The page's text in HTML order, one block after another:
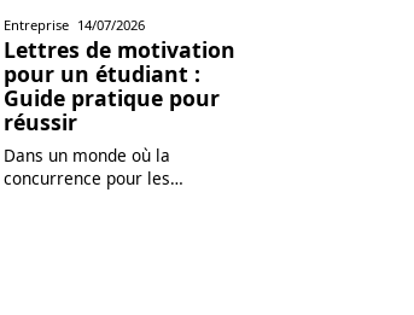
Entreprise 14/07/2026
Lettres de motivation
pour un étudiant :
Guide pratique pour
réussir
Dans un monde où la
concurrence pour les…